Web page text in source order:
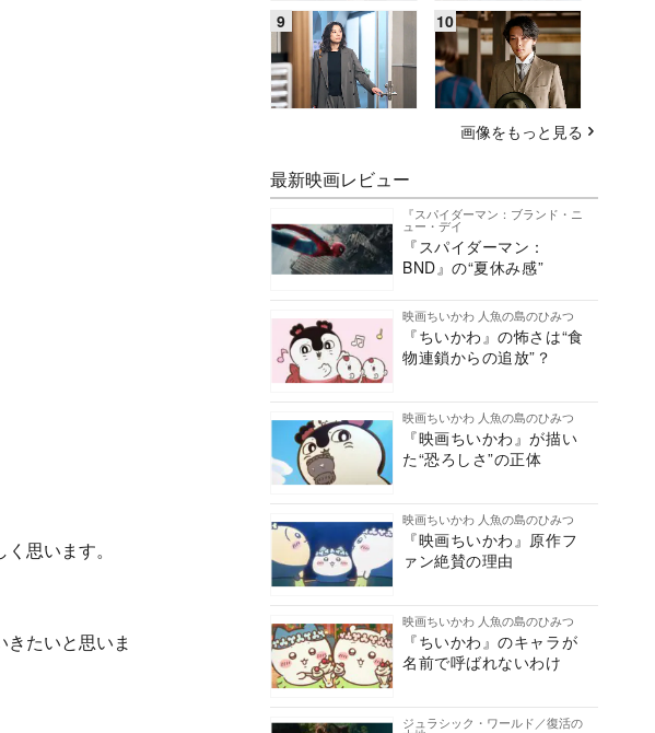
思います。
たいと思いま
画像をもっと見る
最新映画レビュー
『スパイダーマン：ブランド・ニ
ュー・デイ
『スパイダーマン：
BND』の“夏休み感”
映画ちいかわ 人魚の島のひみつ
『ちいかわ』の怖さは“食
物連鎖からの追放”？
映画ちいかわ 人魚の島のひみつ
『映画ちいかわ』が描い
た“恐ろしさ”の正体
映画ちいかわ 人魚の島のひみつ
『映画ちいかわ』原作フ
ァン絶賛の理由
映画ちいかわ 人魚の島のひみつ
『ちいかわ』のキャラが
名前で呼ばれないわけ
ジュラシック・ワールド／復活の